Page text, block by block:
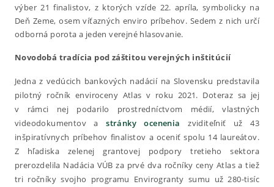
výber 21 finalistov, z ktorých vzíde 22. apríla, symbolicky na
Deň Zeme, osem víťazných enviro príbehov. Sedem z nich určí
odborná porota a jeden verejné hlasovanie.
Novodobá tradícia pod záštitou verejných inštitúcií
Jedna z vedúcich bankových nadácií na Slovensku predstavila
pilotný ročník enviroceny Atlas v roku 2021. Doteraz sa jej
v rámci nej podarilo prostredníctvom médií, vlastných
videodokumentov astránky ocenenia zviditeľniť už 43
inšpiratívnych príbehov finalistov a oceniť spolu 14 laureátov.
Z hľadiska zelenej grantovej podpory tretieho sektora
prerozdelila Nadácia VÚB za prvé dva ročníky ceny Atlas a tiež
tri ročníky svojho programu Envirogranty sumu už 280-tisíc